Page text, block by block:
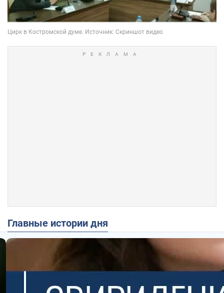
Главные истории дня